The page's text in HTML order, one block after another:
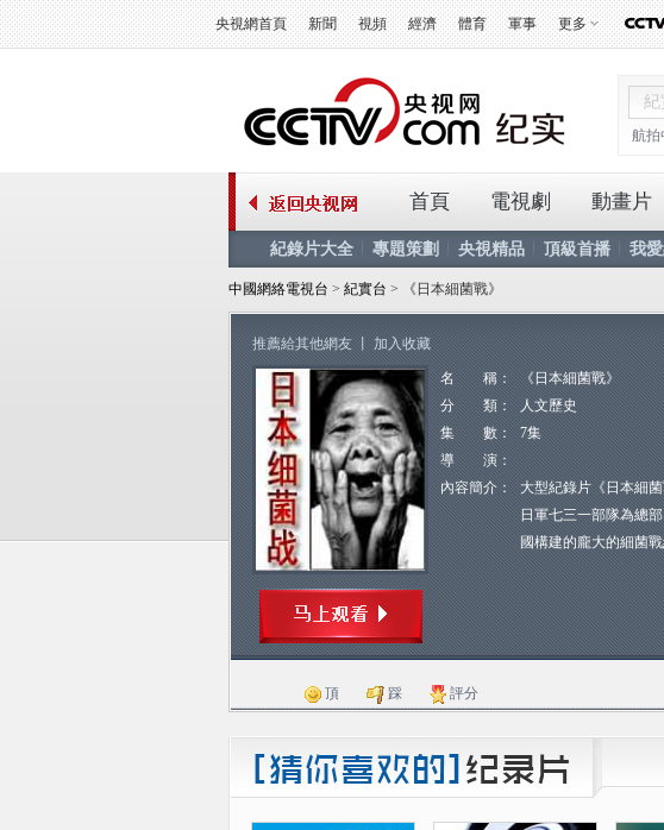
央視網首頁 新聞 視頻 經濟 體育 軍事 更多
航拍
首頁 電視劇 動畫片
紀錄片大全 專題策劃 央視精品 頂級首播 我
中國網絡電視台 > 紀實台 > 《日本細菌戰》
推薦給其他網友 加入收藏
名 稱：
《日本細菌戰》
分 類：
人文歷史
集 數：
7集
導 演：
內容簡介：
大型紀錄片《日本細
日軍七三一部隊為總
國構建的龐大的細菌
頂 踩 評分